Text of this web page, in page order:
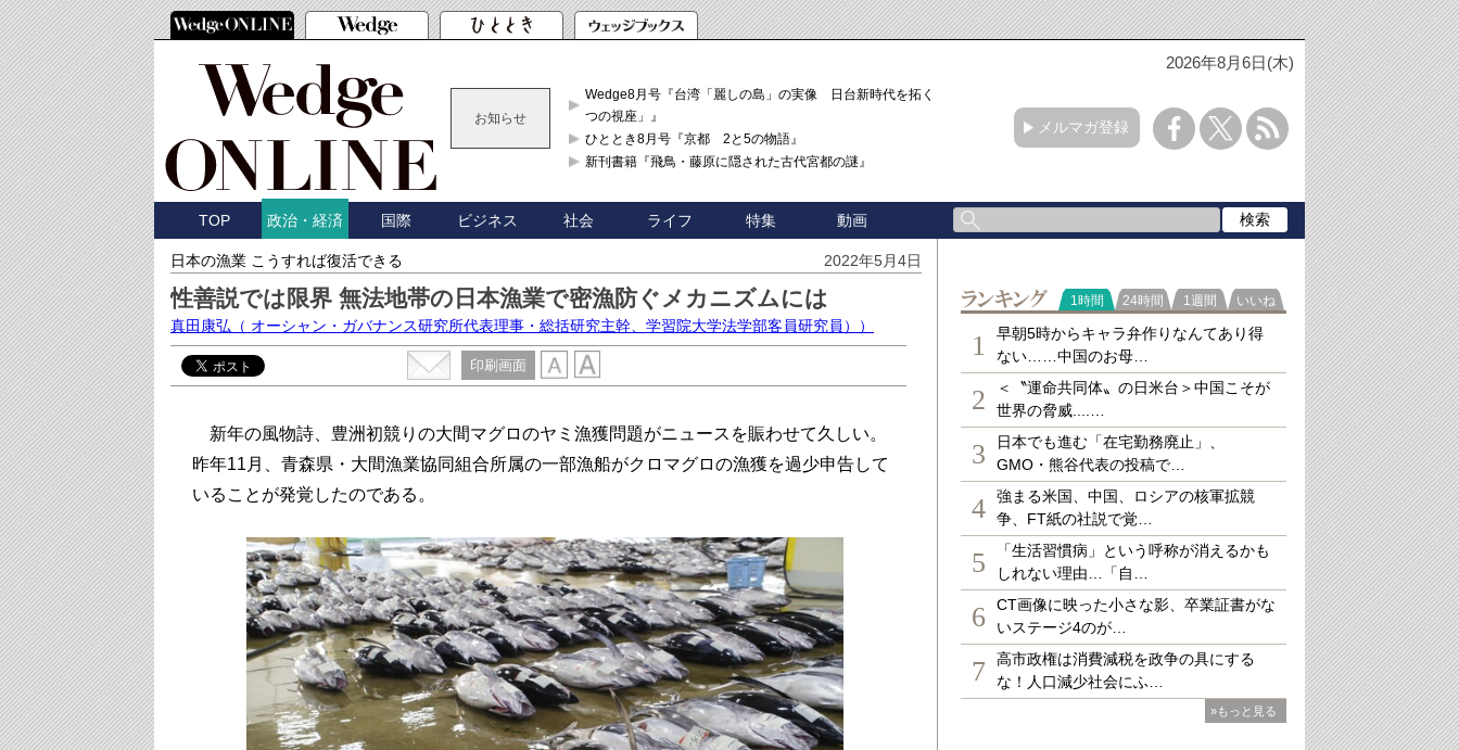
2026年8月6日(木)
お知らせ
Wedge8月号『台湾「麗しの島」の実像 日台新時代を拓く「3
つの視座」』
ひととき8月号『京都 2と5の物語』
新刊書籍『飛鳥・藤原に隠された古代宮都の謎』
メルマガ登録
TOP 政治・経済 国際 ビジネス 社会 ライフ 特集 動画
日本の漁業 こうすれば復活できる 2022年5月4日
性善説では限界 無法地帯の日本漁業で密漁防ぐメカニズムには
真田康弘 （ オーシャン・ガバナンス研究所代表理事・総括研究主幹、学習院大学法学部客員研究員））
印刷画面
新年の風物詩、豊洲初競りの大間マグロのヤミ漁獲問題がニュースを賑わせて久しい。
昨年11月、青森県・大間漁業協同組合所属の一部漁船がクロマグロの漁獲を過少申告して
いることが発覚したのである。
ランキング
1時間 24時間 1週間 いいね
1
早朝5時からキャラ弁作りなんてあり得
ない……中国のお母…
2
＜〝運命共同体〟の日米台＞中国こそが
世界の脅威....…
3
日本でも進む「在宅勤務廃止」、
GMO・熊谷代表の投稿で…
4
強まる米国、中国、ロシアの核軍拡競
争、FT紙の社説で覚…
5
「生活習慣病」という呼称が消えるかも
しれない理由…「自…
6
CT画像に映った小さな影、卒業証書がな
いステージ4のが…
7
高市政権は消費減税を政争の具にする
な！人口減少社会にふ…
»もっと見る